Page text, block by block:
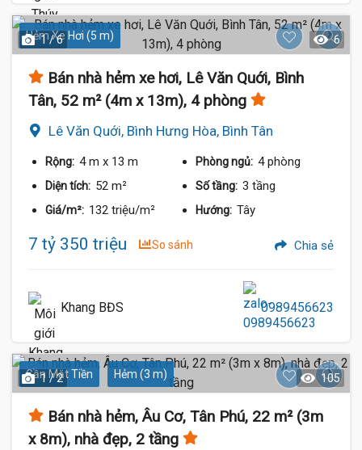
Hẻm Xe Hơi (5 m)
1 / 6 6
Bán nhà hẻm xe hơi, Lê Văn Quới, Bình
Tân, 52 m² (4m x 13m), 4 phòng
Lê Văn Quới, Bình Hưng Hòa, Bình Tân
Rộng: 4 m x 13 m Phòng ngủ: 4 phòng
Diện tích: 52 m² Số tầng: 3 tầng
Giá/m²: 132 triệu/m² Hướng: Tây
7 tỷ 350 triệu So sánh Chia sẻ
Khang BĐS 0989456623
Gần Mặt Tiền Hẻm (3 m)
1 / 2 105
Bán nhà hẻm, Âu Cơ, Tân Phú, 22 m² (3m
x 8m), nhà đẹp, 2 tầng